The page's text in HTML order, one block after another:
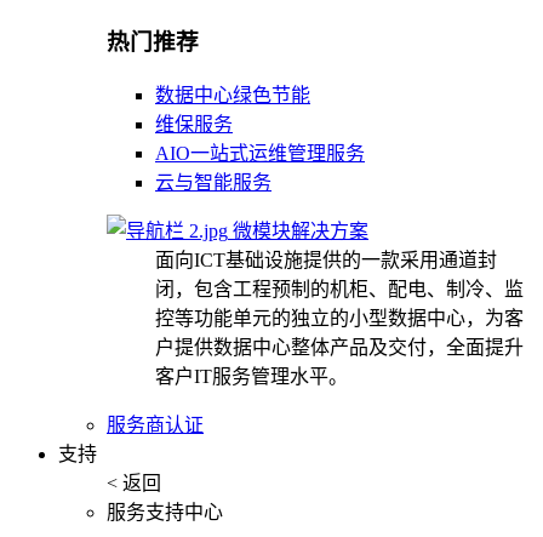
热门推荐
数据中心绿色节能
维保服务
AIO一站式运维管理服务
云与智能服务
微模块解决方案
面向ICT基础设施提供的一款采用通道封
闭，包含工程预制的机柜、配电、制冷、监
控等功能单元的独立的小型数据中心，为客
户提供数据中心整体产品及交付，全面提升
客户IT服务管理水平。
服务商认证
支持
< 返回
服务支持中心